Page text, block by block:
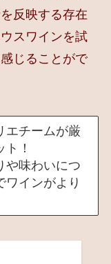
反映する存在
スワインを試
じることがで
エチームが厳
！
や味わいにつ
ワインがより